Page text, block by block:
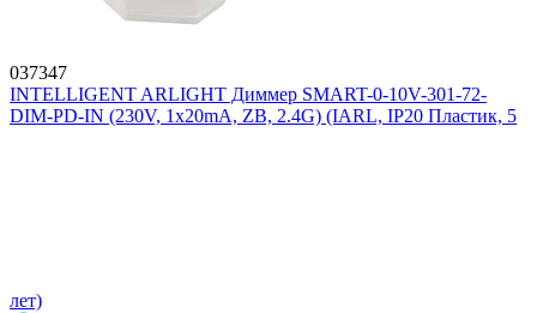
037347
INTELLIGENT ARLIGHT Диммер SMART-0-10V-301-72-
DIM-PD-IN (230V, 1x20mA, ZB, 2.4G) (IARL, IP20 Пластик, 5
лет)